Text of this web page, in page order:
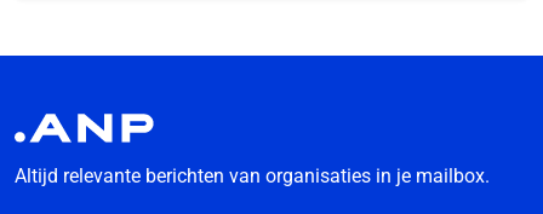
Altijd relevante berichten van organisaties in je mailbox.